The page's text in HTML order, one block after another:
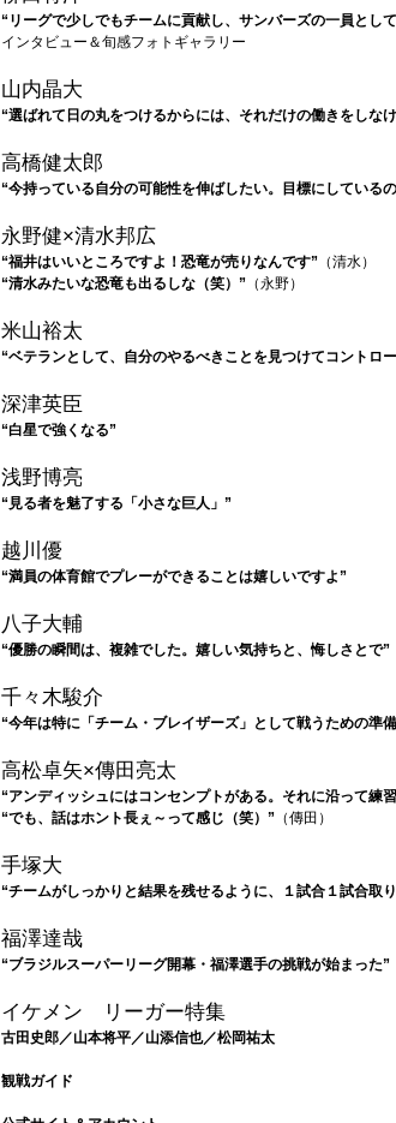
“リーグで少しでもチームに貢献し、サンバーズの一員とし
インタビュー＆旬感フォトギャラリー
山内晶大
“選ばれて日の丸をつけるからには、それだけの働きをしな
高橋健太郎
“今持っている自分の可能性を伸ばしたい。目標にしている
永野健×清水邦広
“福井はいいところですよ！恐竜が売りなんです” （清水）
“清水みたいな恐竜も出るしな（笑）” （永野）
米山裕太
“ベテランとして、自分のやるべきことを見つけてコントロ
深津英臣
“白星で強くなる”
浅野博亮
“見る者を魅了する「小さな巨人」”
越川優
“満員の体育館でプレーができることは嬉しいですよ”
八子大輔
“優勝の瞬間は、複雑でした。嬉しい気持ちと、悔しさとで”
千々木駿介
“今年は特に「チーム・ブレイザーズ」として戦うための準
高松卓矢×傳田亮太
“アンディッシュにはコンセンプトがある。それに沿って練
“でも、話はホント長ぇ～って感じ（笑）” （傳田）
手塚大
“チームがしっかりと結果を残せるように、１試合１試合取
福澤達哉
“ブラジルスーパーリーグ開幕・福澤選手の挑戦が始まった”
イケメン リーガー特集
古田史郎／山本将平／山添信也／松岡祐太
観戦ガイド